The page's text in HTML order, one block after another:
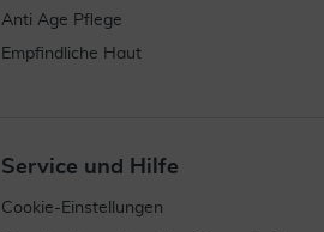
Anti Age Pflege
Empfindliche Haut
Service und Hilfe
Cookie-Einstellungen